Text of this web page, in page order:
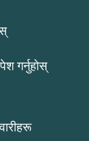
गर्नुहोस्